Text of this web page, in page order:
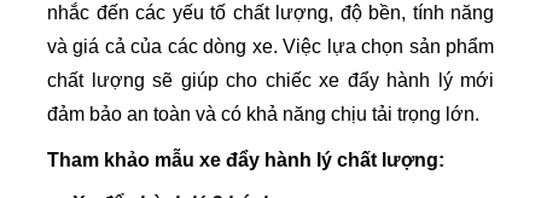
nhắc đến các yếu tố chất lượng, độ bền, tính năng
và giá cả của các dòng xe. Việc lựa chọn sản phẩm
chất lượng sẽ giúp cho chiếc xe đẩy hành lý mới
đảm bảo an toàn và có khả năng chịu tải trọng lớn.
Tham khảo mẫu xe đẩy hành lý chất lượng: